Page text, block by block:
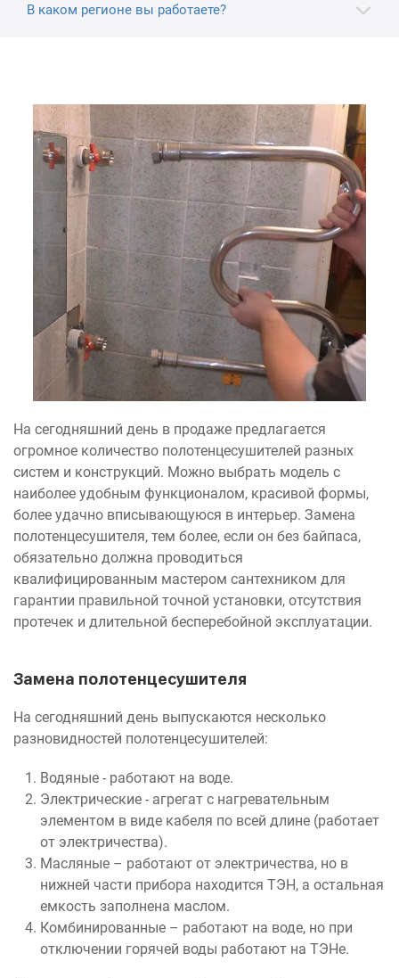
В каком регионе вы работаете?
На сегодняшний день в продаже предлагается
огромное количество полотенцесушителей разных
систем и конструкций. Можно выбрать модель с
наиболее удобным функционалом, красивой формы,
более удачно вписывающуюся в интерьер. Замена
полотенцесушителя, тем более, если он без байпаса,
обязательно должна проводиться
квалифицированным мастером сантехником для
гарантии правильной точной установки, отсутствия
протечек и длительной бесперебойной эксплуатации.
Замена полотенцесушителя
На сегодняшний день выпускаются несколько
разновидностей полотенцесушителей:
Водяные - работают на воде.
Электрические - агрегат с нагревательным
элементом в виде кабеля по всей длине (работает
от электричества).
Масляные – работают от электричества, но в
нижней части прибора находится ТЭН, а остальная
емкость заполнена маслом.
Комбинированные – работают на воде, но при
отключении горячей воды работают на ТЭНе.